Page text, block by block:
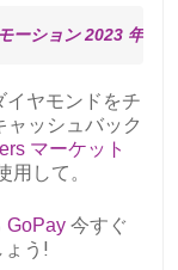
ーション 2023 年
イヤモンドをチ
ャッシュバック
マーケット
用して。
GoPay 今すぐ
ょう!